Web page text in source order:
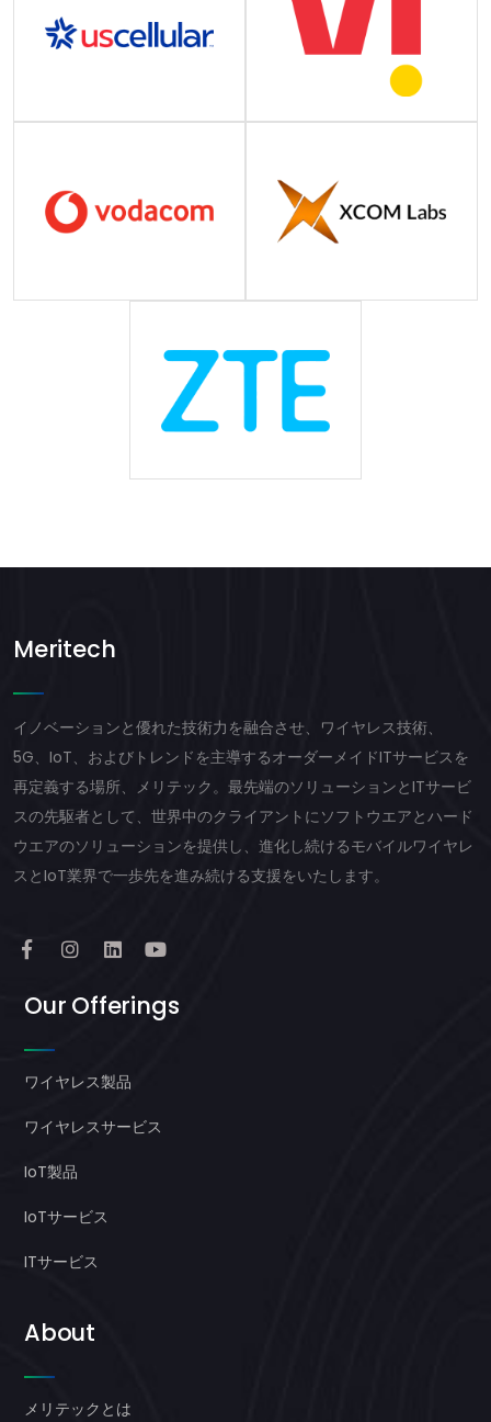
Meritech
イノベーションと優れた技術力を融合させ、ワイヤレス技術、
5G、IoT、およびトレンドを主導するオーダーメイドITサービスを
再定義する場所、メリテック。最先端のソリューションとITサービ
スの先駆者として、世界中のクライアントにソフトウエアとハード
ウエアのソリューションを提供し、進化し続けるモバイルワイヤレ
スとIoT業界で一歩先を進み続ける支援をいたします。
Our Offerings
ワイヤレス製品
ワイヤレスサービス
IoT製品
IoTサービス
ITサービス
About
メリテックとは